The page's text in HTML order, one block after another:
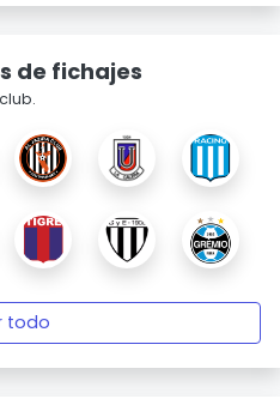
de fichajes
todo